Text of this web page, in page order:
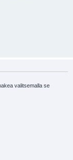
valitsemalla se